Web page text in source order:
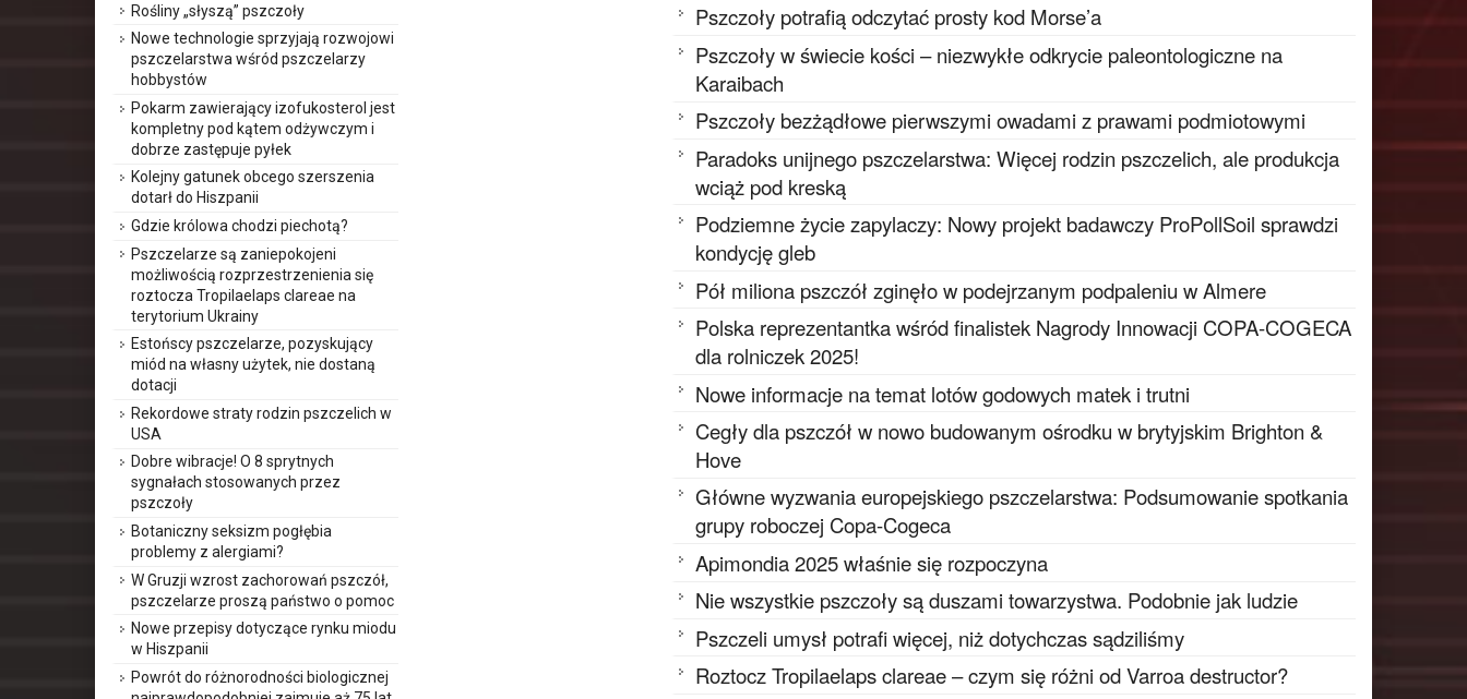
Pszczoły potrafią odczytać prosty kod Morse’a
Pszczoły w świecie kości – niezwykłe odkrycie paleontologiczne na
Karaibach
Pszczoły bezżądłowe pierwszymi owadami z prawami podmiotowymi
Paradoks unijnego pszczelarstwa: Więcej rodzin pszczelich, ale produkcja
wciąż pod kreską
Podziemne życie zapylaczy: Nowy projekt badawczy ProPollSoil sprawdzi
kondycję gleb
Pół miliona pszczół zginęło w podejrzanym podpaleniu w Almere
Polska reprezentantka wśród finalistek Nagrody Innowacji COPA-COGECA
dla rolniczek 2025!
Nowe informacje na temat lotów godowych matek i trutni
Cegły dla pszczół w nowo budowanym ośrodku w brytyjskim Brighton &
Hove
Główne wyzwania europejskiego pszczelarstwa: Podsumowanie spotkania
grupy roboczej Copa-Cogeca
Apimondia 2025 właśnie się rozpoczyna
Nie wszystkie pszczoły są duszami towarzystwa. Podobnie jak ludzie
Pszczeli umysł potrafi więcej, niż dotychczas sądziliśmy
Roztocz Tropilaelaps clareae – czym się różni od Varroa destructor?
Rośliny „słyszą” pszczoły
Nowe technologie sprzyjają rozwojowi
pszczelarstwa wśród pszczelarzy
hobbystów
Pokarm zawierający izofukosterol jest
kompletny pod kątem odżywczym i
dobrze zastępuje pyłek
Kolejny gatunek obcego szerszenia
dotarł do Hiszpanii
Gdzie królowa chodzi piechotą?
Pszczelarze są zaniepokojeni
możliwością rozprzestrzenienia się
roztocza Tropilaelaps clareae na
terytorium Ukrainy
Estońscy pszczelarze, pozyskujący
miód na własny użytek, nie dostaną
dotacji
Rekordowe straty rodzin pszczelich w
USA
Dobre wibracje! O 8 sprytnych
sygnałach stosowanych przez
pszczoły
Botaniczny seksizm pogłębia
problemy z alergiami?
W Gruzji wzrost zachorowań pszczół,
pszczelarze proszą państwo o pomoc
Nowe przepisy dotyczące rynku miodu
w Hiszpanii
Powrót do różnorodności biologicznej